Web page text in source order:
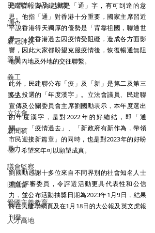
民建聯報告及建議書
調查
新冠肺炎
選舉
義工
民生
立法會
新聞稿
暴力
議會監察
區議會
愛國主義教育
人才高地
是聲部，結合起就是「通」字，有可到達的意
思。他指「通」對香港十分重要，國家主席習近
平說香港得天獨厚的優勢是「背靠祖國，聯通世
界」，惟香港過去因疫情受阻礙，造成各方面影
響，因此大家都盼望克服疫情後，恢復暢通無阻
地與內地及外地的交往聯繫。
此外，民建聯公布「疫」及「新」是第二及第三
多人投選的「年度漢字」。立法會議員、民建聯
宣傳及公關委員會主席劉國勳表示，本年度選出
的年度漢字，是對2022年的好總結，即「通
關」、「疫情過去」、「新政府有新作為，帶領
市民迎接新篇章」的同時，也是對2023年的好盼
望，希望來年可以願望成真。
劉國勳感謝十多位來自不同界別的社會知名人士
擔任評審委員，令評選活動更具代表性和公信
力，並公布活動抽獎日期為2023年1月9日，結果
將在民建聯網頁及在1月18日的大公報及英文虎報
刊登。